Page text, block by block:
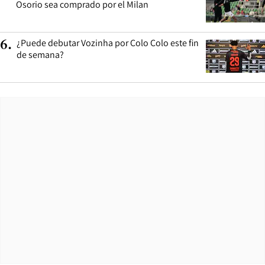
Osorio sea comprado por el Milan
6. ¿Puede debutar Vozinha por Colo Colo este fin
de semana?